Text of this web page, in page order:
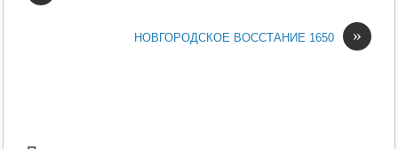
»
НОВГОРОДСКОЕ ВОССТАНИЕ 1650